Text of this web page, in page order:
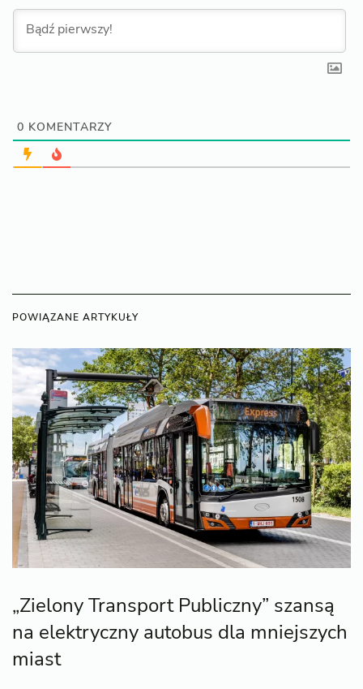
0 KOMENTARZY
POWIĄZANE ARTYKUŁY
„Zielony Transport Publiczny” szansą
na elektryczny autobus dla mniejszych
miast